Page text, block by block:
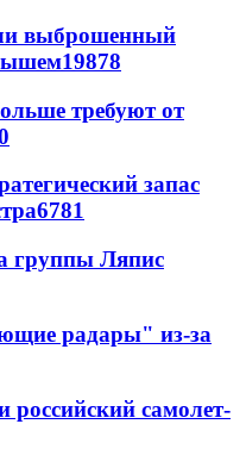
выброшенный
19878
требуют от
запас
6781
группы Ляпис
радары" из-за
российский самолет-